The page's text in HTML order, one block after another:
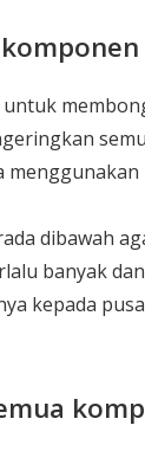
menggunakan
dibawah
banyak
kepada